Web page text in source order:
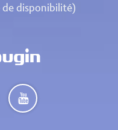
de disponibilité)